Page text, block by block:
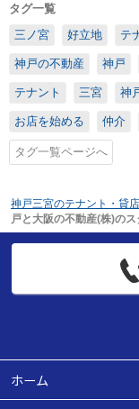
タグ一覧
三ノ宮
好立地 テ
神戸の不動産 神戸
テナント 三宮 神
お店を始める 仲介
タグ一覧ページへ
神戸三宮のテナント・貸
戸と大阪の不動産(株)の
ホーム